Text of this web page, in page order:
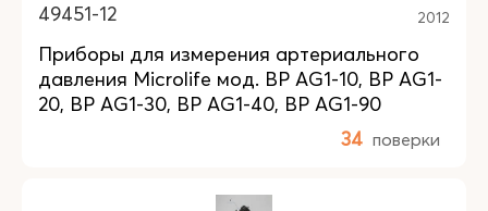
49451-12 2012
Приборы для измерения артериального
давления Microlife мод. BP AG1-10, BP AG1-
20, BP AG1-30, BP AG1-40, BP AG1-90
34 поверки